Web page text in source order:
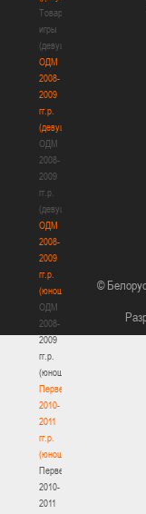
Товарищеские
игры
(девушки)
ОДМ
2008-
2009
гг.р.
(девушки)
ОДМ
2008-
2009
гг.р.
(девушки)
ОДМ
2008-
2009
гг.р.
(юноши)
ОДМ
2008-
2009
гг.р.
(юноши)
Первенство
2010-
2011
гг.р.
(юноши)
Первенство
2010-
2011
©